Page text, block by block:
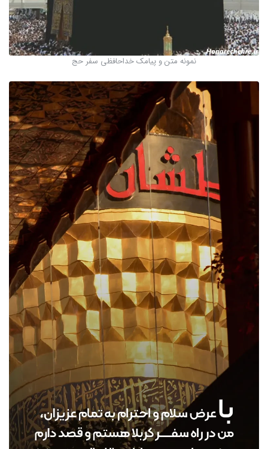
نمونه متن و پیامک خداحافظی سفر حج